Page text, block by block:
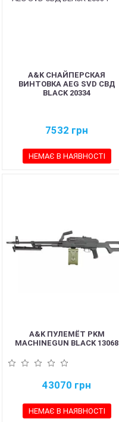
A&K СНАЙПЕРСКАЯ
ВИНТОВКА AEG SVD СВД
BLACK 20334
7532 грн
НЕМАЄ В НАЯВНОСТІ
A&K ПУЛЕМЁТ PKM
MACHINEGUN BLACK 13068
43070 грн
НЕМАЄ В НАЯВНОСТІ